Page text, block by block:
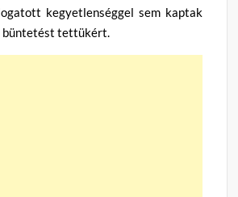
kegyetlenséggel sem kaptak
büntetést tettükért.